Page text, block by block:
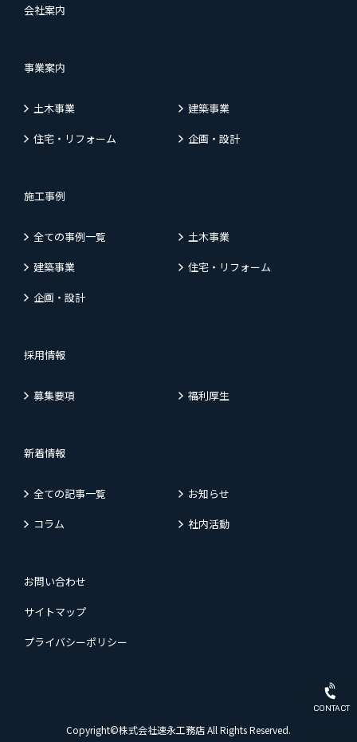
CONTACT
会社案内
事業案内
土木事業
建築事業
住宅・リフォーム
企画・設計
施工事例
全ての事例一覧
土木事業
建築事業
住宅・リフォーム
企画・設計
採用情報
募集要項 福利厚生
新着情報
全ての記事一覧
お知らせ
コラム
社内活動
お問い合わせ
サイトマップ
プライバシーポリシー
Copyright©株式会社速永工務店 All Rights Reserved.